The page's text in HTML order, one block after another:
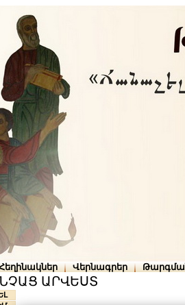
Վերնագրեր
ԱՐՎԵՍՏ